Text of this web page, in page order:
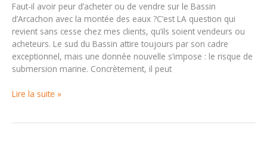
Faut-il avoir peur d’acheter ou de vendre sur le Bassin
d’Arcachon avec la montée des eaux ?C’est LA question qui
revient sans cesse chez mes clients, qu’ils soient vendeurs ou
acheteurs. Le sud du Bassin attire toujours par son cadre
exceptionnel, mais une donnée nouvelle s’impose : le risque de
submersion marine. Concrètement, il peut
Acheter
Lire la suite »